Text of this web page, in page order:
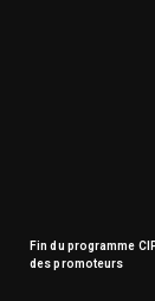
Fin du programme
des promoteurs